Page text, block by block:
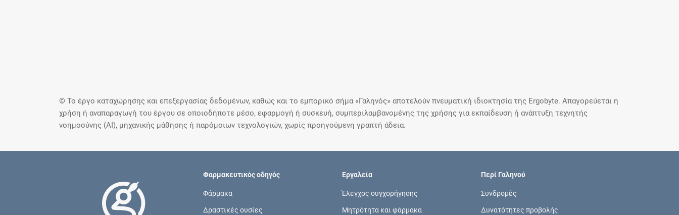
© Το έργο καταχώρησης και επεξεργασίας δεδομένων, καθώς και το εμπορικό σήμα «Γαληνός» αποτελούν πνευματική ιδιοκτησία της Ergobyte. Απαγορεύεται η
χρήση ή αναπαραγωγή του έργου σε οποιοδήποτε μέσο, εφαρμογή ή συσκευή, συμπεριλαμβανομένης της χρήσης για εκπαίδευση ή ανάπτυξη τεχνητής
νοημοσύνης (AI), μηχανικής μάθησης ή παρόμοιων τεχνολογιών, χωρίς προηγούμενη γραπτή άδεια.
Φαρμακευτικός οδηγός
Φάρμακα
Δραστικές ουσίες
Εργαλεία
Έλεγχος συγχορήγησης
Μητρότητα και φάρμακα
Περί Γαληνού
Συνδρομές
Δυνατότητες προβολής